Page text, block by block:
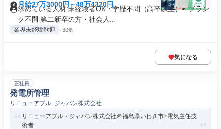
月給27万3000円～48万4320円
求めている人材 未経験者OK・学歴不問（高卒以上）・ブラン
ク不問 第二新卒の方・社会人...
業界未経験歓迎 +30個
気になる
正社員
発電所管理
リニューアブル･ジャパン株式会社
リニューアブル・ジャパン株式会社＠福島県いわき市×電気主任技
術者